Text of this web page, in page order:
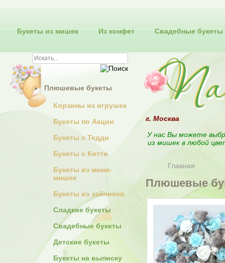
Букеты из мишек Из конфет Свадебные букеты
Плюшевые букеты
Корзины из игрушек
Букеты по Акции
Букеты с Тедди
Букеты с Китти
Букеты из мини-
мишек
Букеты из зайчиков
Сладкие букеты
Свадебные букеты
Детские букеты
Букеты на выписку
г. Москва
У нас Вы можете
из мишек в любой
Главная
Плюшевые